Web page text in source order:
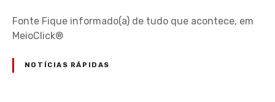
Fonte Fique informado(a) de tudo que acontece, em
MeioClick®
NOTÍCIAS RÁPIDAS